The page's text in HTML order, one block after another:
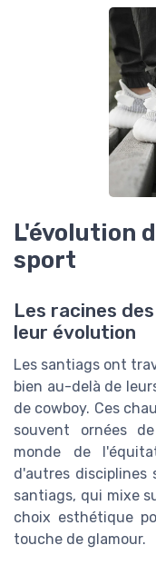
L'évolution
sport
Les racines
leur évolution
Les santiags ont
bien au-delà de
de cowboy. Ces
souvent ornées
monde de
d'autres
santiags, qui mixe
choix esthétique
touche de glamour.